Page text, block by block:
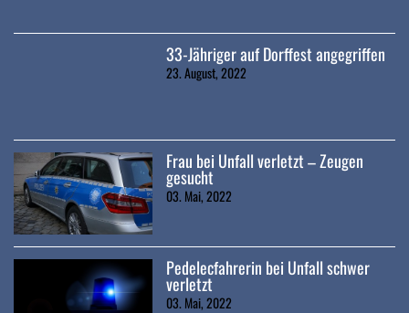
33-Jähriger auf Dorffest angegriffen
23. August, 2022
Frau bei Unfall verletzt – Zeugen
gesucht
03. Mai, 2022
Pedelecfahrerin bei Unfall schwer
verletzt
03. Mai, 2022